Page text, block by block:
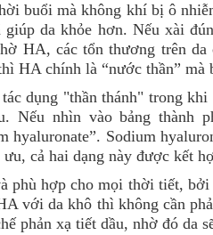
buổi mà không khí bị ô
da khỏe hơn. Nếu xài
HA, các tổn thương trên
HA chính là “nước thần” mà
dụng "thần thánh" trong
Nếu nhìn vào bảng thành
hyaluronate”. Sodium
cả hai dạng này được kết
phù hợp cho mọi thời tiết,
với da khô thì không cần
phản xạ tiết dầu, nhờ đó da